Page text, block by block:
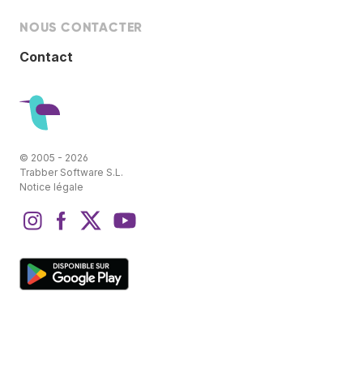
NOUS CONTACTER
Contact
© 2005 - 2026
Trabber Software S.L.
Notice légale